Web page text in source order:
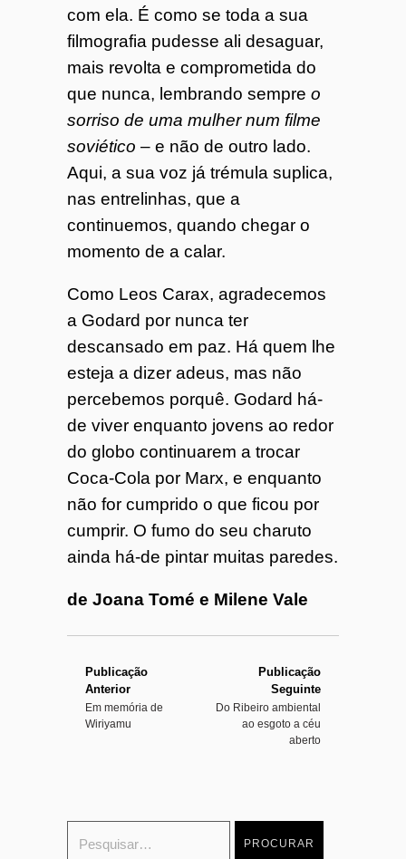
com ela. É como se toda a sua
filmografia pudesse ali desaguar,
mais revolta e comprometida do
que nunca, lembrando sempre o
sorriso de uma mulher num filme
soviético – e não de outro lado.
Aqui, a sua voz já trémula suplica,
nas entrelinhas, que a
continuemos, quando chegar o
momento de a calar.
Como Leos Carax, agradecemos
a Godard por nunca ter
descansado em paz. Há quem lhe
esteja a dizer adeus, mas não
percebemos porquê. Godard há-
de viver enquanto jovens ao redor
do globo continuarem a trocar
Coca-Cola por Marx, e enquanto
não for cumprido o que ficou por
cumprir. O fumo do seu charuto
ainda há-de pintar muitas paredes.
de Joana Tomé e Milene Vale
Publicação
Anterior
Em memória de
Wiriyamu
Publicação
Seguinte
Do Ribeiro ambiental
ao esgoto a céu
aberto